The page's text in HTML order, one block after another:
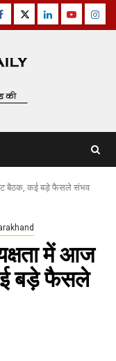
TwitterLinkedinYoutube
बैठक, कई बड़े फैसले संभव
में आज
बड़े फैसले